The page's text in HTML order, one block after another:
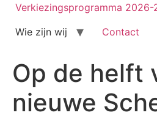
Verkiezingsprogramma 2026-
Wie zijn wij
Contact
Op de helft
nieuwe